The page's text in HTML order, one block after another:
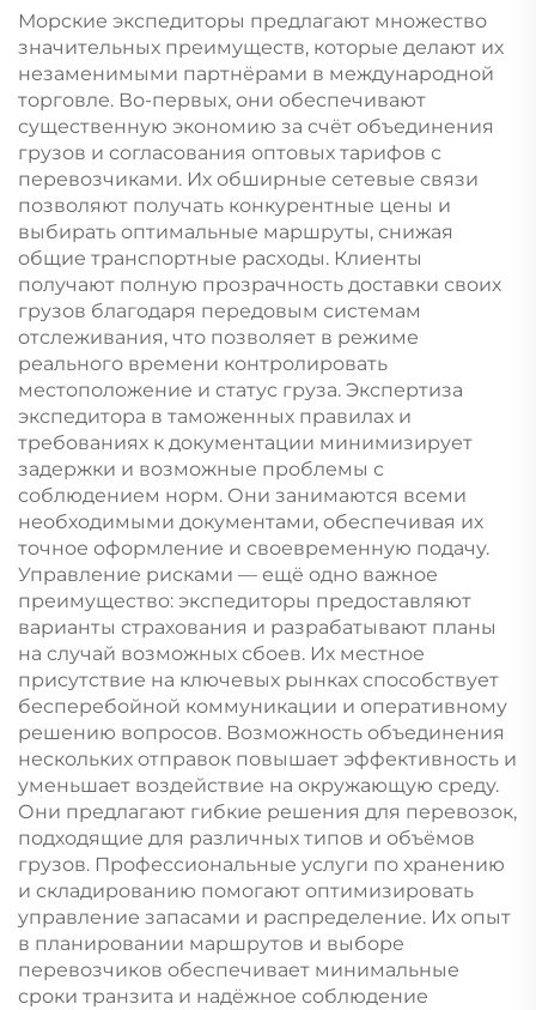
Морские экспедиторы предлагают множество
значительных преимуществ, которые делают их
незаменимыми партнёрами в международной
торговле. Во-первых, они обеспечивают
существенную экономию за счёт объединения
грузов и согласования оптовых тарифов с
перевозчиками. Их обширные сетевые связи
позволяют получать конкурентные цены и
выбирать оптимальные маршруты, снижая
общие транспортные расходы. Клиенты
получают полную прозрачность доставки своих
грузов благодаря передовым системам
отслеживания, что позволяет в режиме
реального времени контролировать
местоположение и статус груза. Экспертиза
экспедитора в таможенных правилах и
требованиях к документации минимизирует
задержки и возможные проблемы с
соблюдением норм. Они занимаются всеми
необходимыми документами, обеспечивая их
точное оформление и своевременную подачу.
Управление рисками — ещё одно важное
преимущество: экспедиторы предоставляют
варианты страхования и разрабатывают планы
на случай возможных сбоев. Их местное
присутствие на ключевых рынках способствует
бесперебойной коммуникации и оперативному
решению вопросов. Возможность объединения
нескольких отправок повышает эффективность и
уменьшает воздействие на окружающую среду.
Они предлагают гибкие решения для перевозок,
подходящие для различных типов и объёмов
грузов. Профессиональные услуги по хранению
и складированию помогают оптимизировать
управление запасами и распределение. Их опыт
в планировании маршрутов и выборе
перевозчиков обеспечивает минимальные
сроки транзита и надёжное соблюдение